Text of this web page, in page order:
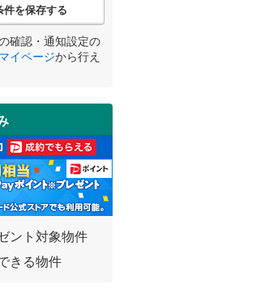
件を保存する
確認・通知設定の
マイページから行え
ント対象物件
きる物件